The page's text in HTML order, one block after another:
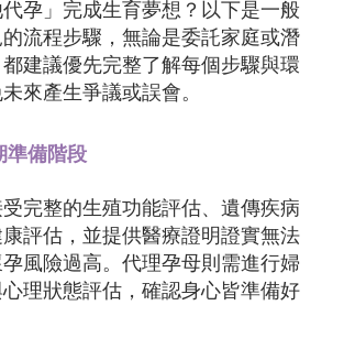
孕」完成生育夢想？以下是一般
流程步驟，無論是委託家庭或潛
建議優先完整了解每個步驟與環
來產生爭議或誤會。
準備階段
完整的生殖功能評估、遺傳疾病
評估，並提供醫療證明證實無法
風險過高。代理孕母則需進行婦
理狀態評估，確認身心皆準備好